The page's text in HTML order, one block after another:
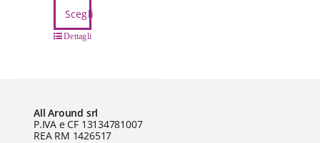
Scegli
possono
essere
Dettagli
All Around srl
P.IVA e CF 13134781007
REA RM 1426517